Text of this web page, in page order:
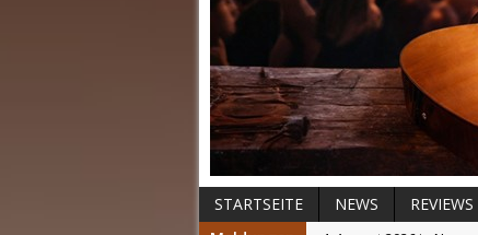
STARTSEITE NEWS REVIEWS